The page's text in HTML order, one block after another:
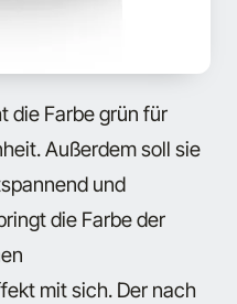
die Farbe grün für
Außerdem soll sie
und
die Farbe der
mit sich. Der nach